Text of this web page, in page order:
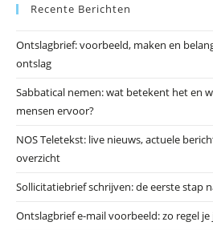
Recente Berichten
Ontslagbrief: voorbeeld, maken en
ontslag
Sabbatical nemen: wat betekent het en
mensen ervoor?
NOS Teletekst: live nieuws, actuele
overzicht
Sollicitatiebrief schrijven: de eerste stap
Ontslagbrief e-mail voorbeeld: zo regel